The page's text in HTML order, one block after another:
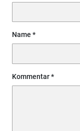
Name
Kommentar